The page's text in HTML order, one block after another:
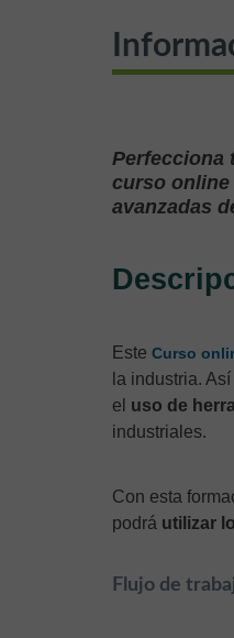
Perfecciona
curso online
avanzadas
Este Curso
la industria.
el uso de
industriales.
Con esta
podrá utilizar
Flujo de